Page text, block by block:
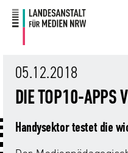
Zum
Inhalt
Zur
Navigation
Themen
Übersicht
Hass
Events
Übersicht
Audiopreis
Service
Übersicht
Angebote
Angebote
Übersicht
Frage?
Über
Übersicht
Regulierung
Übersicht
TV
Übersicht
Für
Anbietende
Die
Übersicht
Presse
Übersicht
Pressemitteilungen
05.12.2018
DIE TOP10-APPS
Handysektor testet die